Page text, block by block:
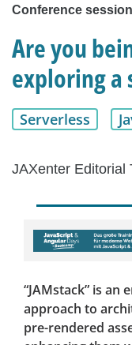
Conference session
Are you
exploring a
Serverless
JAXenter Editorial
“JAMstack” is an
approach to
pre-rendered